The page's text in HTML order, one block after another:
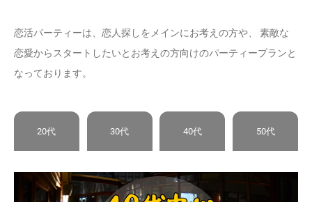
恋活パーティーは、恋人探しをメインにお考えの方や、 素敵な
恋愛からスタートしたいとお考えの方向けのパーティープランと
なっております。
20代 30代 40代 50代